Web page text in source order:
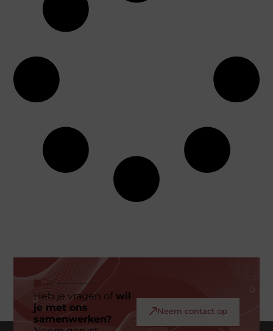
Heb je vragen ofwil
je met ons
samenwerken?
Neem contact op